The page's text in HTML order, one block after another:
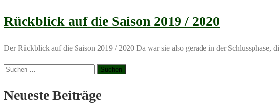
Rückblick auf die Saison 2019 / 2020
Der Rückblick auf die Saison 2019 / 2020 Da war sie also gerade in der
Suchen
Neueste Beiträge